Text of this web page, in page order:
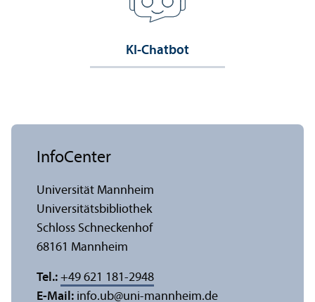
KI-Chatbot
InfoCenter
Universität Mannheim
Universitäts­bibliothek
Schloss Schneckenhof
68161 Mannheim
Tel.: +49 621 181-2948
E-Mail: info.ub@uni-mannheim.de